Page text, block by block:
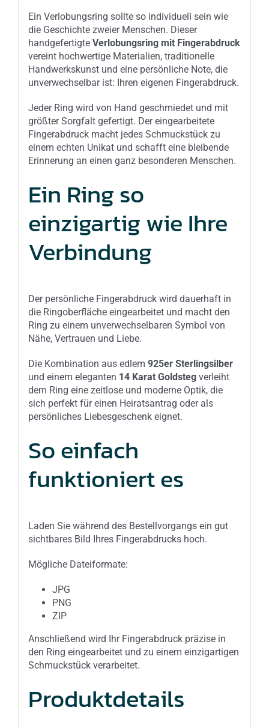
Ein Verlobungsring sollte so individuell sein wie
die Geschichte zweier Menschen. Dieser
handgefertigte Verlobungsring mit Fingerabdruck
vereint hochwertige Materialien, traditionelle
Handwerkskunst und eine persönliche Note, die
unverwechselbar ist: Ihren eigenen Fingerabdruck.
Jeder Ring wird von Hand geschmiedet und mit
größter Sorgfalt gefertigt. Der eingearbeitete
Fingerabdruck macht jedes Schmuckstück zu
einem echten Unikat und schafft eine bleibende
Erinnerung an einen ganz besonderen Menschen.
Ein Ring so
einzigartig wie Ihre
Verbindung
Der persönliche Fingerabdruck wird dauerhaft in
die Ringoberfläche eingearbeitet und macht den
Ring zu einem unverwechselbaren Symbol von
Nähe, Vertrauen und Liebe.
Die Kombination aus edlem 925er Sterlingsilber
und einem eleganten 14 Karat Goldstegverleiht
dem Ring eine zeitlose und moderne Optik, die
sich perfekt für einen Heiratsantrag oder als
persönliches Liebesgeschenk eignet.
So einfach
funktioniert es
Laden Sie während des Bestellvorgangs ein gut
sichtbares Bild Ihres Fingerabdrucks hoch.
Mögliche Dateiformate:
JPG
PNG
ZIP
Anschließend wird Ihr Fingerabdruck präzise in
den Ring eingearbeitet und zu einem einzigartigen
Schmuckstück verarbeitet.
Produktdetails